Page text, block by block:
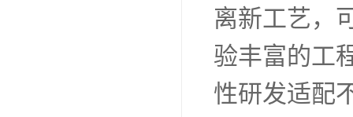
离新工艺，
验丰富的工
性研发适配